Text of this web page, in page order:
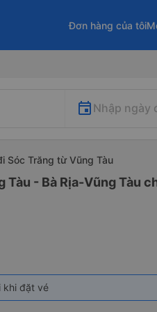
Đơn hàng của tôi
Nhập ngày
Sóc Trăng từ Vũng Tàu
- Bà Rịa-Vũng Tàu
khi đặt vé